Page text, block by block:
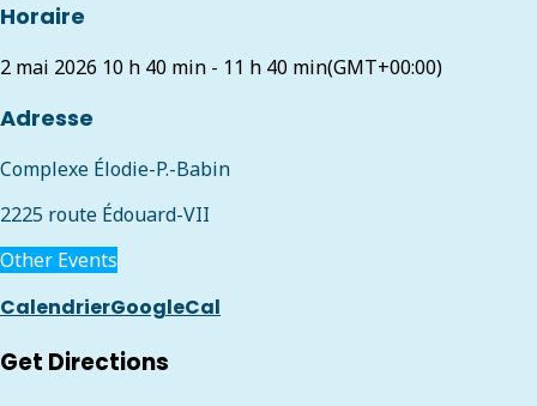
Horaire
2 mai 2026 10 h 40 min - 11 h 40 min(GMT+00:00)
Adresse
Complexe Élodie-P.-Babin
2225 route Édouard-VII
Other Events
CalendrierGoogleCal
Get Directions